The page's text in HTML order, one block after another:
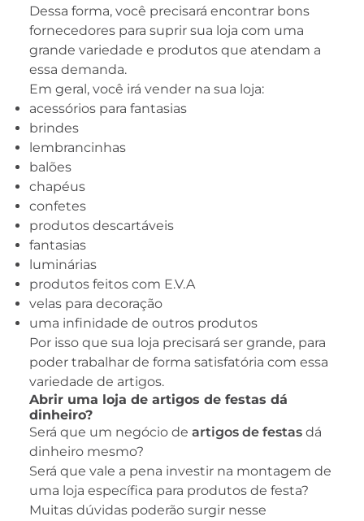
Dessa forma, você precisará encontrar bons
fornecedores para suprir sua loja com uma
grande variedade e produtos que atendam a
essa demanda.
Em geral, você irá vender na sua loja:
acessórios para fantasias
brindes
lembrancinhas
balões
chapéus
confetes
produtos descartáveis
fantasias
luminárias
produtos feitos com E.V.A
velas para decoração
uma infinidade de outros produtos
Por isso que sua loja precisará ser grande, para
poder trabalhar de forma satisfatória com essa
variedade de artigos.
Abrir uma loja de artigos de festas dá
dinheiro?
Será que um negócio de artigos de festas dá
dinheiro mesmo?
Será que vale a pena investir na montagem de
uma loja específica para produtos de festa?
Muitas dúvidas poderão surgir nesse